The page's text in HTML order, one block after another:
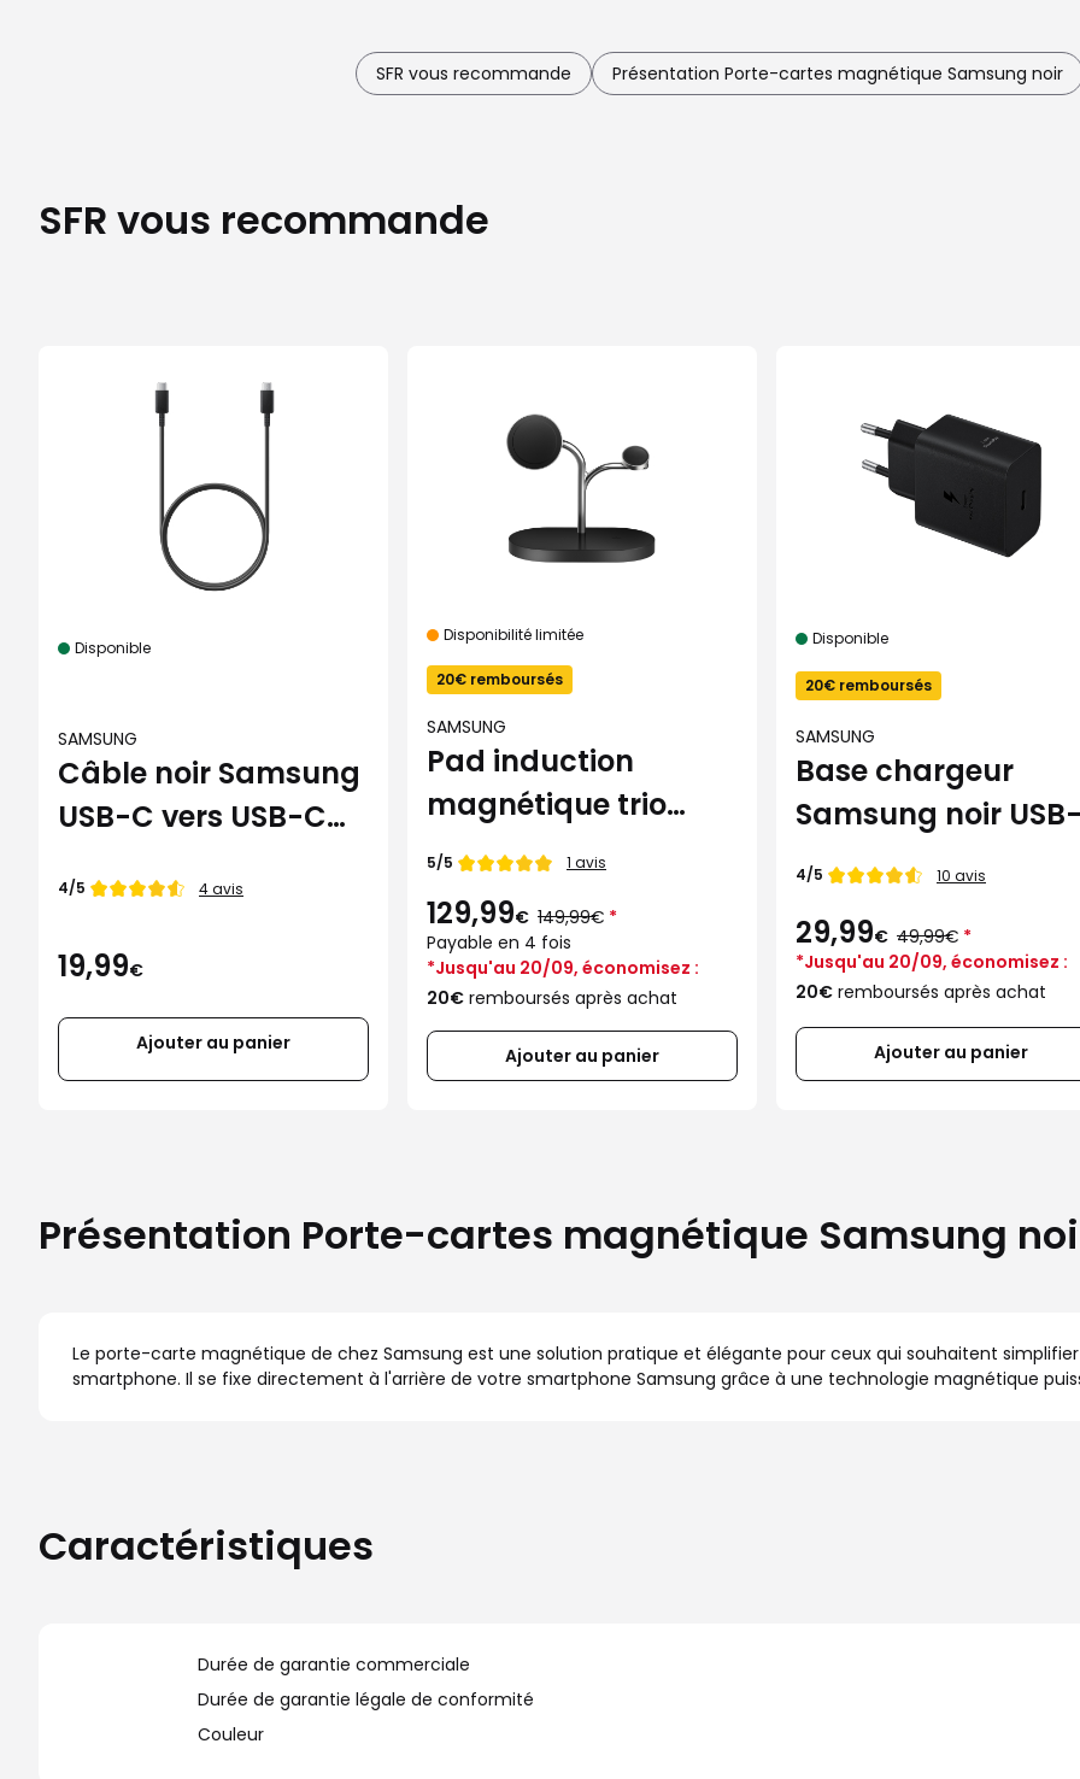
SFR vous recommande Présentation Porte-cartes magnétique Samsung noir
SFR vous recommande
Disponible
SAMSUNG
Câble noir Samsung
USB-C vers USB-C
Note de
4/5 4 avis
19,99€
Ajouter au panier
Disponibilité limitée
20€ remboursés
SAMSUNG
Pad induction
magnétique trio
Samsung noir
Note de
5/5 1 avis
129,99€ Au
lieu
de
149,99€ *
Payable en 4 fois
*Jusqu'au 20/09, économisez :
20€ remboursés après achat
Ajouter au panier
Disponible
20€ remboursés
SAMSUNG
Base chargeur
Samsung noir
45W GaN
Note de
4/5 10 avis
29,99€ Au
lieu
de
49,99€ *
*Jusqu'au 20/09, économisez :
20€ remboursés après achat
Ajouter au panier
Présentation Porte-cartes magnétique Samsung
Le porte-carte magnétique de chez Samsung est une solution pratique et élégante pour ceux qui souhaitent
smartphone. Il se fixe directement à l'arrière de votre smartphone Samsung grâce à une technologie magnétique
Caractéristiques
Durée de garantie commerciale
Durée de garantie légale de conformité
Couleur